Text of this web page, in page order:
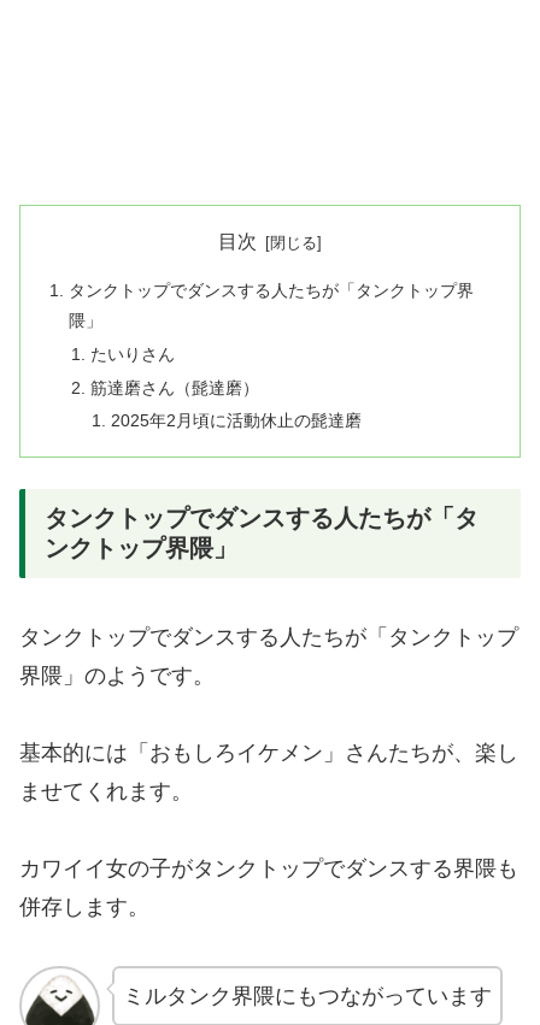
目次
タンクトップでダンスする人たちが「タンクトップ界
隈」
たいりさん
筋達磨さん（髭達磨）
​2025年2月頃に活動休止の髭達磨
タンクトップでダンスする人たちが「タ
ンクトップ界隈」
タンクトップでダンスする人たちが「タンクトップ
界隈」のようです。
基本的には「おもしろイケメン」さんたちが、楽し
ませてくれます。
カワイイ女の子がタンクトップでダンスする界隈も
併存します。
ミルタンク界隈にもつながっています